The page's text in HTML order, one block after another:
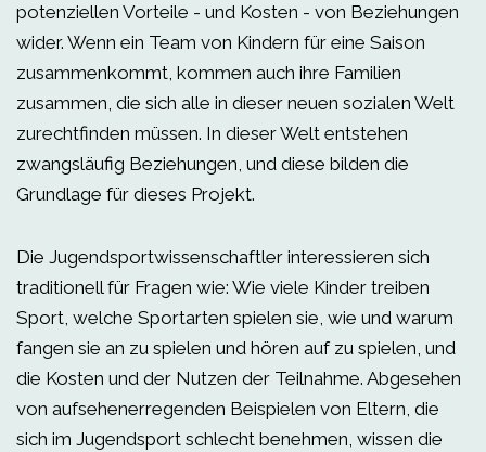
potenziellen Vorteile - und Kosten - von Beziehungen
wider. Wenn ein Team von Kindern für eine Saison
zusammenkommt, kommen auch ihre Familien
zusammen, die sich alle in dieser neuen sozialen Welt
zurechtfinden müssen. In dieser Welt entstehen
zwangsläufig Beziehungen, und diese bilden die
Grundlage für dieses Projekt.
Die Jugendsportwissenschaftler interessieren sich
traditionell für Fragen wie: Wie viele Kinder treiben
Sport, welche Sportarten spielen sie, wie und warum
fangen sie an zu spielen und hören auf zu spielen, und
die Kosten und der Nutzen der Teilnahme. Abgesehen
von aufsehenerregenden Beispielen von Eltern, die
sich im Jugendsport schlecht benehmen, wissen die